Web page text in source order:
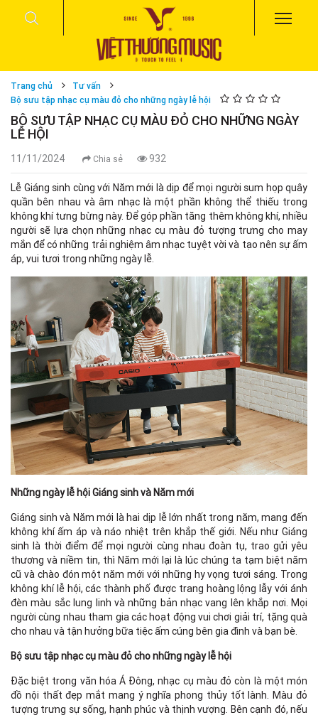
Trang chủ
Tư vấn
Bộ sưu tập nhạc cụ màu đỏ cho những ngày lễ hội
BỘ SƯU TẬP NHẠC CỤ MÀU ĐỎ CHO NHỮNG NGÀY
LỄ HỘI
11/11/2024 Chia sẻ 932
Lễ Giáng sinh cùng với Năm mới là dịp để mọi người sum họp quây
quần bên nhau và âm nhạc là một phần không thể thiếu trong
không khí tưng bừng này. Để góp phần tăng thêm không khí, nhiều
người sẽ lựa chọn những nhạc cụ màu đỏ tượng trưng cho may
mắn để có những trải nghiệm âm nhạc tuyệt vời và tạo nên sự ấm
áp, vui tươi trong những ngày lễ.
Những ngày lễ hội Giáng sinh và Năm mới
Giáng sinh và Năm mới là hai dịp lễ lớn nhất trong năm, mang đến
không khí ấm áp và náo nhiệt trên khắp thế giới. Nếu như Giáng
sinh là thời điểm để mọi người cùng nhau đoàn tụ, trao gửi yêu
thương và niềm tin, thì Năm mới lại là lúc chúng ta tạm biệt năm
cũ và chào đón một năm mới với những hy vọng tươi sáng. Trong
không khí lễ hội, các thành phố được trang hoàng lộng lẫy với ánh
đèn màu sắc lung linh và những bản nhạc vang lên khắp nơi. Mọi
người cùng nhau tham gia các hoạt động vui chơi giải trí, tặng quà
cho nhau và tận hưởng bữa tiệc ấm cúng bên gia đình và bạn bè.
Bộ sưu tập nhạc cụ màu đỏ cho những ngày lễ hội
Đặc biệt trong văn hóa Á Đông, nhạc cụ màu đỏ còn là một món
đồ nội thất đẹp mắt mang ý nghĩa phong thủy tốt lành. Màu đỏ
tượng trưng sự sống, hạnh phúc và thịnh vượng. Bên cạnh đó, nếu